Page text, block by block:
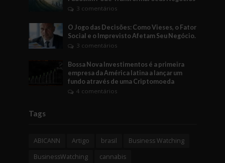
3 comentários
O Jogo das Decisões: Como Vieses, o Fator
Social e o Imprevisto Afetam Seu Negócio.
3 comentários
Bossa Nova Investimentos é a primeira
empresa da América latina a lançar um
fundo através de uma Criptomoeda
4 comentários
Tags
ABICANN Artigo brasil
Business Watching
BusinessWatching
cannabis